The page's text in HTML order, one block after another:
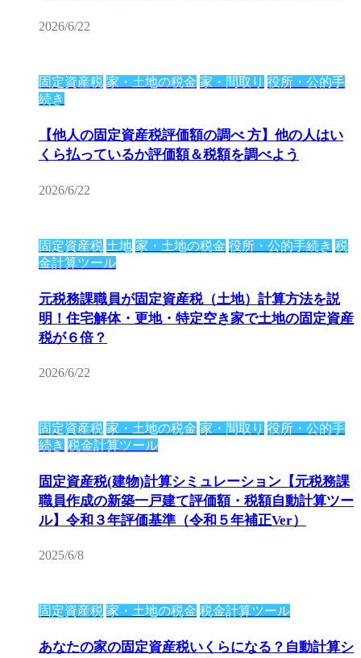
2026/6/22
固定資産税 家・土地の税金 家・間取り 役所・公的手
続き
【他人の固定資産税評価額の調べ 方】他の人はい
くら払っているか評価額＆税額を調べよう
2026/6/22
固定資産税 土地 家・土地の税金 役所・公的手続き 税
金計算ツール
元税務課職員が固定資産税（土地）計算方法を説
明！住宅解体・更地・特定空き家で土地の固定資産
税が６倍？
2026/6/22
固定資産税 家・土地の税金 家・間取り 役所・公的手
続き 税金計算ツール
固定資産税(建物)計算シミュレーション【元税務課
職員作成の新築一戸建て評価額・税額自動計算ツー
ル】令和３年評価基準（令和５年補正Ver）
2025/6/8
固定資産税 家・土地の税金 税金計算ツール
あなたの家の固定資産税いくらになる？自動計算シ